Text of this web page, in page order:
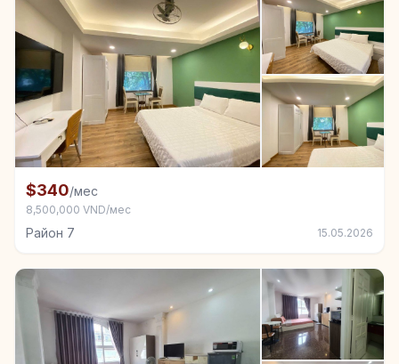
Комната в аренду в Район 7
$340/мес
8,500,000 VND/мес
Район 7 15.05.2026